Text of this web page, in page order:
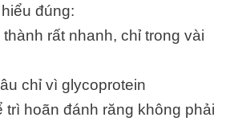
đúng:
rất nhanh, chỉ trong vài
chỉ vì glycoprotein
hoãn đánh răng không phải